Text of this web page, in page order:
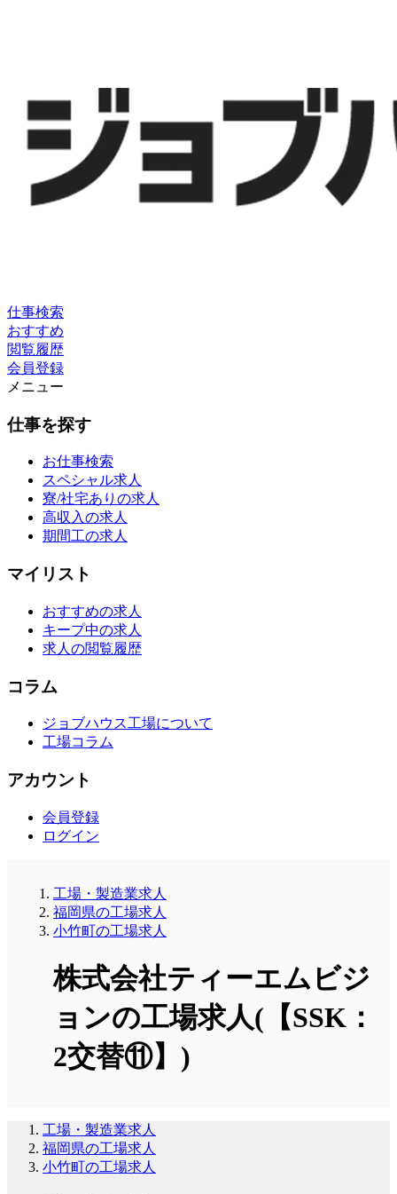
仕事検索
おすすめ
閲覧履歴
会員登録
メニュー
仕事を探す
お仕事検索
スペシャル求人
寮/社宅ありの求人
高収入の求人
期間工の求人
マイリスト
おすすめの求人
キープ中の求人
求人の閲覧履歴
コラム
ジョブハウス工場について
工場コラム
アカウント
会員登録
ログイン
工場・製造業求人
福岡県の工場求人
小竹町の工場求人
株式会社ティーエムビジ
ョンの工場求人(【SSK：
2交替⑪】)
工場・製造業求人
福岡県の工場求人
小竹町の工場求人